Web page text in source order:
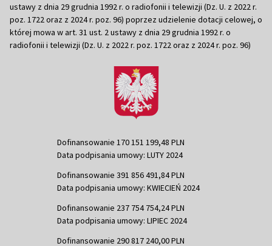
ustawy z dnia 29 grudnia 1992 r. o radiofonii i telewizji (Dz. U. z 2022 r.
poz. 1722 oraz z 2024 r. poz. 96) poprzez udzielenie dotacji celowej, o
której mowa w art. 31 ust. 2 ustawy z dnia 29 grudnia 1992 r. o
radiofonii i telewizji (Dz. U. z 2022 r. poz. 1722 oraz z 2024 r. poz. 96)
Dofinansowanie 170 151 199,48 PLN
Data podpisania umowy: LUTY 2024
Dofinansowanie 391 856 491,84 PLN
Data podpisania umowy: KWIECIEŃ 2024
Dofinansowanie 237 754 754,24 PLN
Data podpisania umowy: LIPIEC 2024
Dofinansowanie 290 817 240,00 PLN